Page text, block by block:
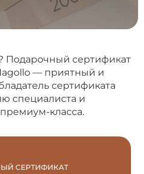
Подарочный сертификат
— приятный и
сертификата
специалиста и
класса.
СЕРТИФИКАТ